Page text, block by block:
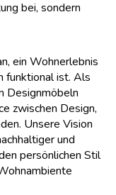
bei, sondern
ein Wohnerlebnis
funktional ist. Als
Designmöbeln
zwischen Design,
Unsere Vision
und
persönlichen Stil